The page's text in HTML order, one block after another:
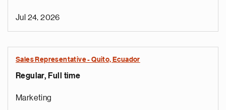
Jul 24, 2026
Sales Representative - Quito, Ecuador
Regular, Full time
Marketing